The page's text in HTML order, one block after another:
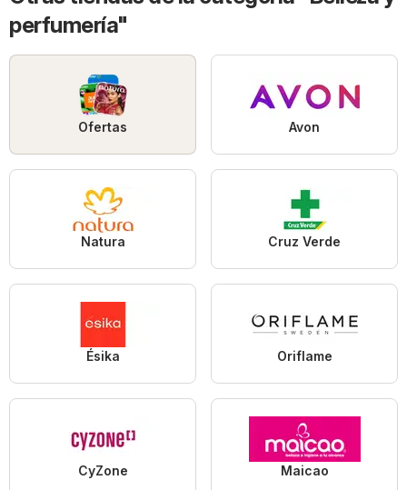
perfumería"
Ofertas Avon
Natura Cruz Verde
Ésika Oriflame
CyZone Maicao